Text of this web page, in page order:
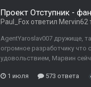
Проект Отступник -
Paul_Fox ответил Mervin62
AgentYaroslav007 дружище,
огромное разработчику
удовольствием, Марвин
1 июля 573 ответа